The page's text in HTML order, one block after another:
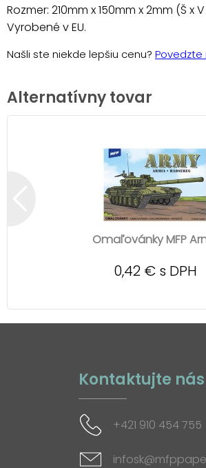
Rozmer: 210mm x 150mm x 2mm (Š x V
Vyrobené v EU.
Našli ste niekde lepšiu cenu? Povedzte
Alternatívny tovar
Omaľovánky MFP
0,42 € s DPH
Kontaktujte nás
+421 910 454 755